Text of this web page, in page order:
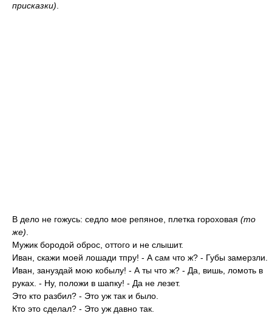
присказки)
В дело не гожусь: седло мое репяное, плетка гороховая (то
же)
Мужик бородой оброс, оттого и не слышит.
Иван, скажи моей лошади тпру! - А сам что ж? - Губы замерзли.
Иван, зануздай мою кобылу! - А ты что ж? - Да, вишь, ломоть в
руках. - Ну, положи в шапку! - Да не лезет.
Это кто разбил? - Это уж так и было.
Кто это сделал? - Это уж давно так.